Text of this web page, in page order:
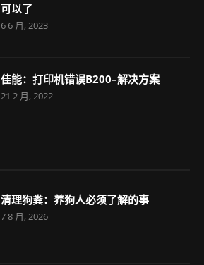
可以了
6 6 月, 2023
佳能：打印机错误B200–解决方案
21 2 月, 2022
清理狗粪：养狗人必须了解的事
7 8 月, 2026